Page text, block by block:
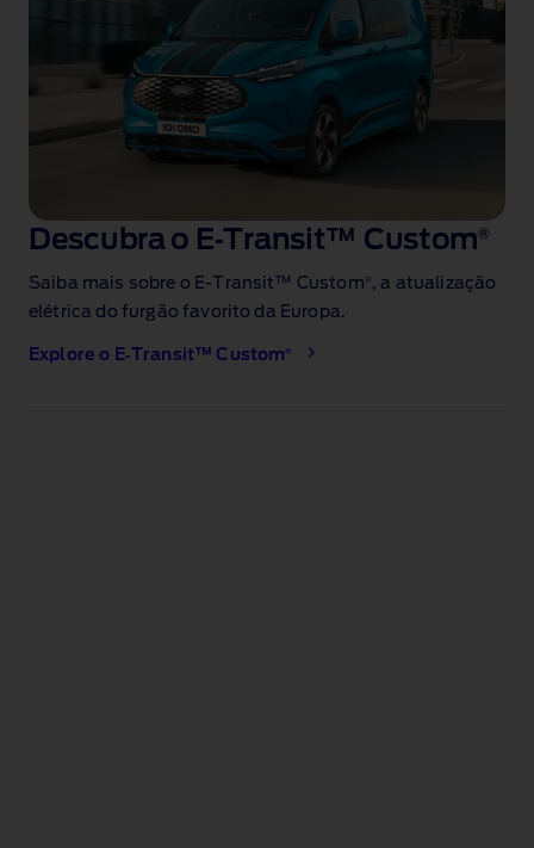
Descubra o E‑Transit™ Custom®
Saiba mais sobre o E‑Transit™ Custom , a atualização
elétrica do furgão favorito da Europa.
Explore o E‑Transit™ Custom ®